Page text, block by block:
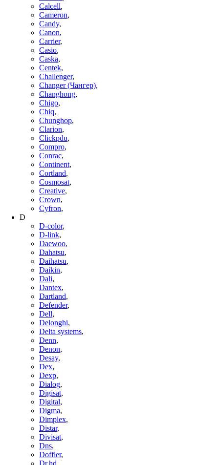
Calcell,
Cameron,
Candy,
Canon,
Carrier,
Casio,
Caska,
Centek,
Challenger,
Changer (Чангер),
Changhong,
Chigo,
Chiq,
Chunghop,
Clarion,
Clickpdu,
Compro,
Conrac,
Continent,
Cortland,
Cosmosat,
Creative,
Crown,
Cyfron,
D
D-color,
D-link,
Daewoo,
Dahatsu,
Daihatsu,
Daikin,
Dali,
Dantex,
Dartland,
Defender,
Dell,
Delonghi,
Delta systems,
Denn,
Denon,
Desay,
Dex,
Dexp,
Dialog,
Digisat,
Digital,
Digma,
Dimplex,
Distar,
Divisat,
Dns,
Doffler,
Dr.hd,